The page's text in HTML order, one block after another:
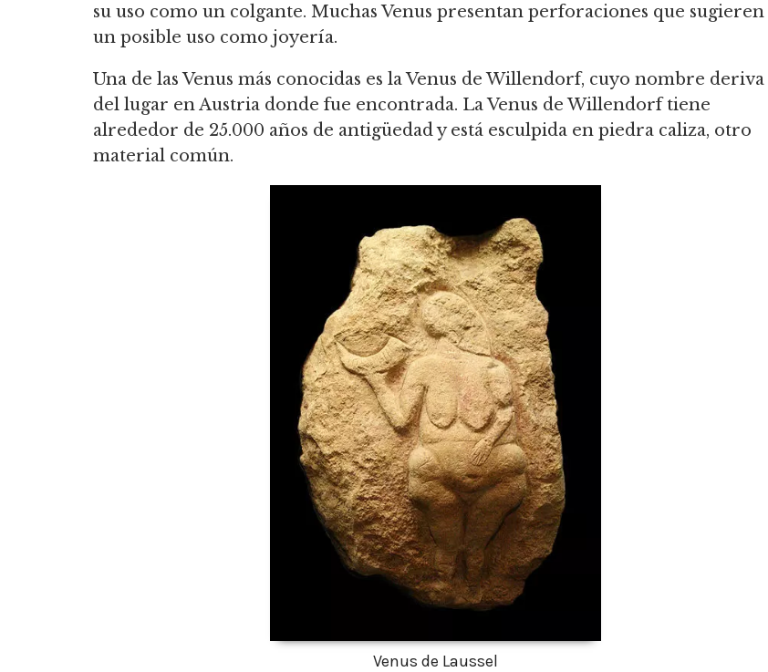
su uso como un colgante. Muchas Venus presentan perforaciones que sugieren
un posible uso como joyería.
Una de las Venus más conocidas es la Venus de Willendorf, cuyo nombre deriva
del lugar en Austria donde fue encontrada. La Venus de Willendorf tiene
alrededor de 25.000 años de antigüedad y está esculpida en piedra caliza, otro
material común.
Venus de Laussel